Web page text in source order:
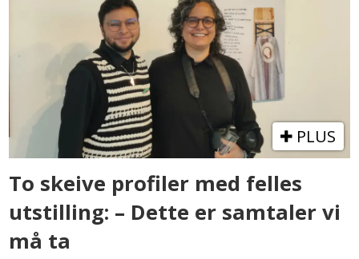
PLUS
To skeive profiler med felles
utstilling: – Dette er samtaler vi
må ta